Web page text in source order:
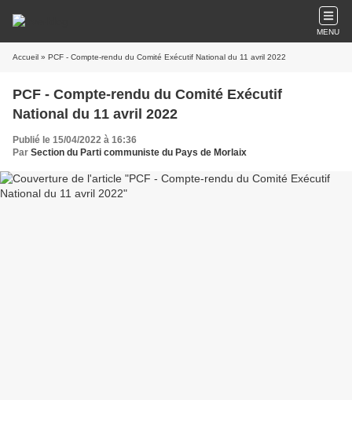
MENU
Accueil » PCF - Compte-rendu du Comité Exécutif National du 11 avril 2022
PCF - Compte-rendu du Comité Exécutif
National du 11 avril 2022
Publié le 15/04/2022 à 16:36
Par Section du Parti communiste du Pays de Morlaix